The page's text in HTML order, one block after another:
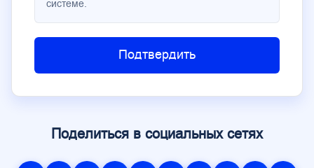
системе.
Подтвердить
Поделиться в социальных сетях